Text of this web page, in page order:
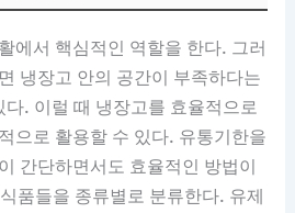
에서 핵심적인 역할을 한다. 그러
냉장고 안의 공간이 부족하다는
. 이럴 때 냉장고를 효율적으로
으로 활용할 수 있다. 유통기한을
간단하면서도 효율적인 방법이
품들을 종류별로 분류한다. 유제